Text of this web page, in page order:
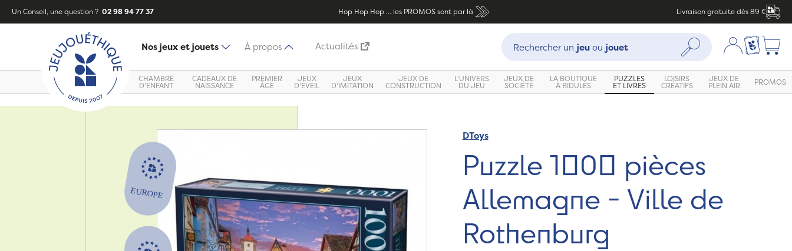
Un Conseil, une question ? 02 98 94 77 37 Hop Hop Hop ... les PROMOS sont par là Livraison gratuite dès 89 €
Nos jeux et jouets À propos Actualités
Recherche :
Rechercher un jeuou jouet Rechercher Mon compte
Ma liste
CHAMBRE
D'ENFANT
CADEAUX DE
NAISSANCE
PREMIER
ÂGE
JEUX
D'ÉVEIL
JEUX
D'IMITATION
JEUX DE
CONSTRUCTION
L'UNIVERS
DU JEU
JEUX DE
SOCIÉTÉ
LA BOUTIQUE
À BIDULES
PUZZLES
ET LIVRES
LOISIRS
CRÉATIFS
JEUX DE
PLEIN AIR PROMOS
DToys
Puzzle 1000 pièces
Allemagne - Ville de
Rothenburg